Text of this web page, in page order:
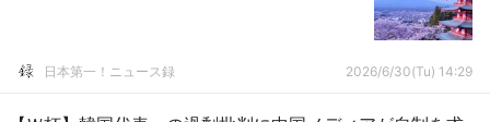
日本第一！ニュース録 2026/6/30(Tu) 14:29